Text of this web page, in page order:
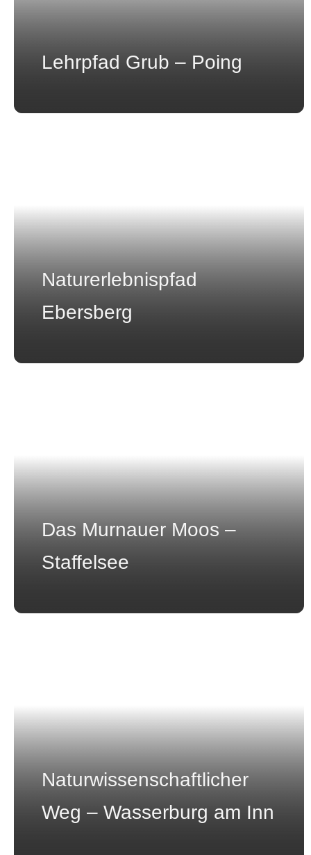
Lehrpfad Grub – Poing
Naturerlebnispfad
Ebersberg
Das Murnauer Moos –
Staffelsee
Naturwissenschaftlicher
Weg – Wasserburg am Inn